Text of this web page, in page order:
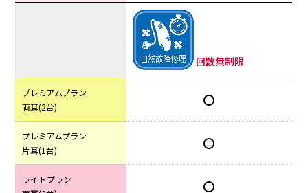
回数無制限
プレミアムプラン
両耳(2台)
〇
プレミアムプラン
片耳(1台)
〇
ライトプラン
〇